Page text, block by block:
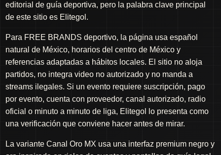
editorial de guía deportiva, pero la palabra clave principal
de este sitio es Elitegol.
Para FREE BRANDS deportivo, la página usa español
natural de México, horarios del centro de México y
referencias adaptadas a hábitos locales. El sitio no aloja
partidos, no integra video no autorizado y no manda a
streams ilegales. Si un evento requiere suscripción, pago
por evento, cuenta con proveedor, canal autorizado, radio
oficial o minuto a minuto de liga, Elitegol lo presenta como
una verificación que conviene hacer antes de mirar.
La variante Canal Oro MX usa una interfaz premium negro y